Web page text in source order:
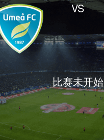
VS
比赛未开始